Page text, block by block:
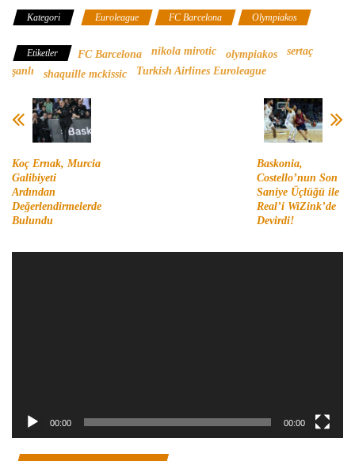
Kategori Euroleague FC Barcelona Olympiakos
Etiketler FC Barcelona nikola mirotic olympiakos
sertaç
şanlı
shaquille mckissic Turkish Airlines Euroleague
Koç Ernak, Murcia
Galibiyeti
Ardından
Değerlendirmelerde
Bulundu
Baskonia,
Costello’nun Son
Saniye Üçlüğü ile
Real’i WiZink’de
Devirdi!
00:00 00:00